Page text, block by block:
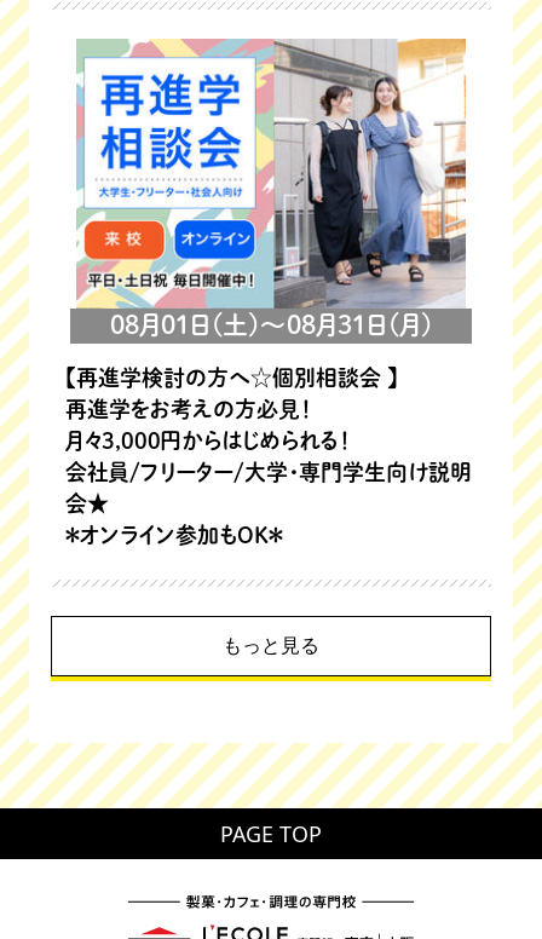
08月01日(土)～08月31日(月)
【再進学検討の方へ☆個別相談会 】
再進学をお考えの方必見！
月々3,000円からはじめられる！
会社員/フリーター/大学・専門学生向け説明
会★
＊オンライン参加もOK＊
もっと見る
PAGE TOP